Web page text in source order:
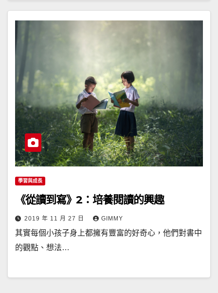
學習與成長
《從讀到寫》2：培養閱讀的興趣
2019 年 11 月 27 日 GIMMY
其實每個小孩子身上都擁有豐富的好奇心，他們對書中
的觀點、想法…